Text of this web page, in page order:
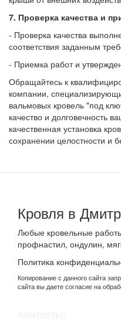
7. Проверка качества и
- Проверка качества
соответствия заданным
- Приемка работ и
Обращайтесь к
компании,
вальмовых кровель "под
качество и долговечность
качественная установка
сохранении целостности и
Кровля в
Любые кровельные
профнастил, ондулин,
Политика
Копирование с данного сайта
сайта вы даете согласие на